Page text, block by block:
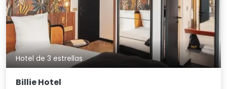
Hotel de 3 estrellas
Billie Hotel